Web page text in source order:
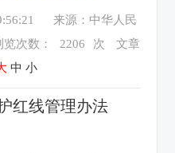
来源：中华人民
览次数： 2206 次
文章
中 小
红线管理办法